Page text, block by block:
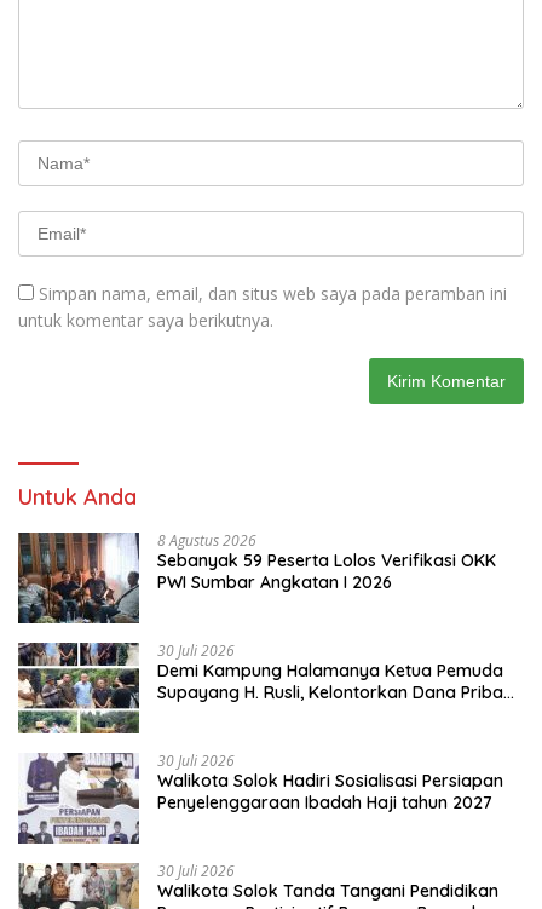
Simpan nama, email, dan situs web saya pada peramban ini
untuk komentar saya berikutnya.
Untuk Anda
8 Agustus 2026
Sebanyak 59 Peserta Lolos Verifikasi OKK
PWI Sumbar Angkatan I 2026
30 Juli 2026
Demi Kampung Halamanya Ketua Pemuda
Supayang H. Rusli, Kelontorkan Dana Pribadi
30 Juli 2026
Walikota Solok Hadiri Sosialisasi Persiapan
Penyelenggaraan Ibadah Haji tahun 2027
30 Juli 2026
Walikota Solok Tanda Tangani Pendidikan